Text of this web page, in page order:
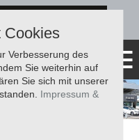
Cookies
Verbesserung des
Sie weiterhin auf
Sie sich mit unserer
Impressum &